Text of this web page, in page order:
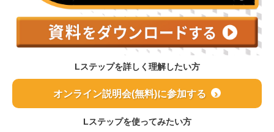
Lステップを詳しく理解したい方
オンライン説明会(無料)に参加する
Lステップを使ってみたい方